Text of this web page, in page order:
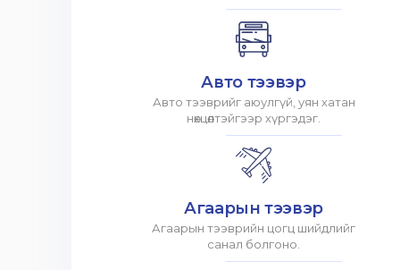
Авто тээвэр
Авто тээврийг аюулгүй, уян хатан
нөхцөлтэйгээр хүргэдэг.
Агаарын тээвэр
Агаарын тээврийн цогц шийдлийг
санал болгоно.